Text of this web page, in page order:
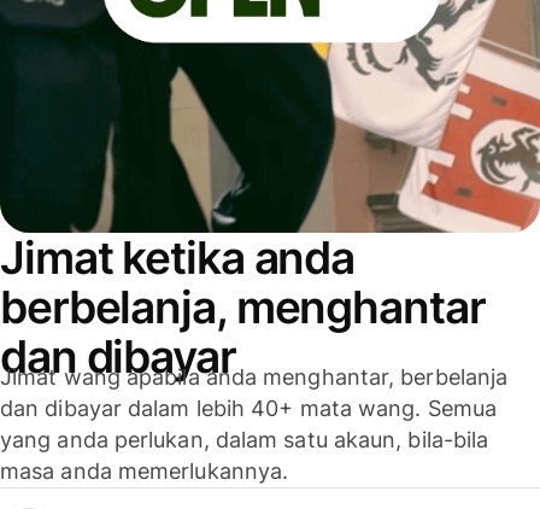
Jimat ketika anda
berbelanja, menghantar
dan dibayar
Jimat wang apabila anda menghantar, berbelanja
dan dibayar dalam lebih 40+ mata wang. Semua
yang anda perlukan, dalam satu akaun, bila-bila
masa anda memerlukannya.